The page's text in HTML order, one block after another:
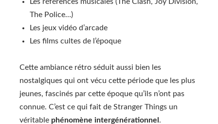
The Police…)
Les jeux vidéo d’arcade
Les films cultes de l’époque
Cette ambiance rétro séduit aussi bien les
nostalgiques qui ont vécu cette période que les plus
jeunes, fascinés par cette époque qu’ils n’ont pas
connue. C’est ce qui fait de Stranger Things un
véritable phénomène intergénérationnel .